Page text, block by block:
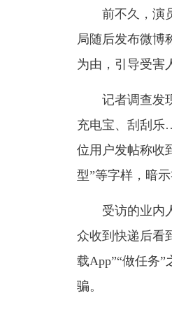
前不久，演员
局随后发布微博
为由，引导受害
记者调查发现
充电宝、刮刮乐
位用户发帖称收
型”等字样，暗示
受访的业内人
众收到快递后看
载App”“做任务
骗。